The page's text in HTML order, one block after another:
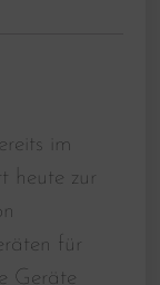
im
heute zur
für
Geräte